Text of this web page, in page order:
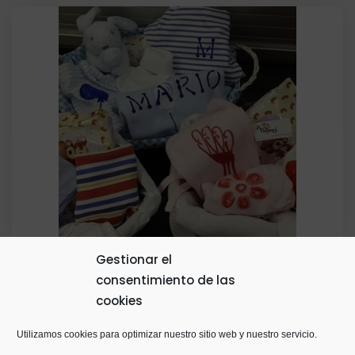
Gestionar el
consentimiento de las
cookies
Utilizamos cookies para optimizar nuestro sitio web y nuestro servicio.
original
era:
12,00€.
actual
es:
6,00€.
Cestita Mimbre Color Con Tela Interior